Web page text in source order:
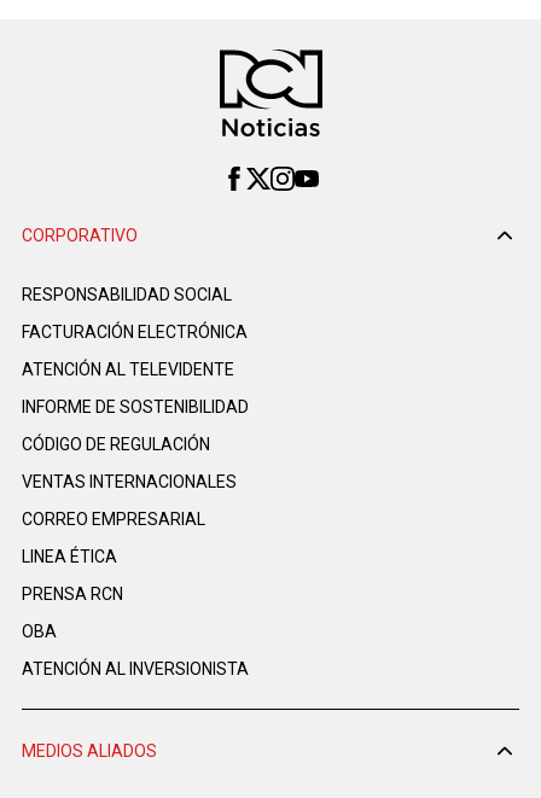
CORPORATIVO
RESPONSABILIDAD SOCIAL
FACTURACIÓN ELECTRÓNICA
ATENCIÓN AL TELEVIDENTE
INFORME DE SOSTENIBILIDAD
CÓDIGO DE REGULACIÓN
VENTAS INTERNACIONALES
CORREO EMPRESARIAL
LINEA ÉTICA
PRENSA RCN
OBA
ATENCIÓN AL INVERSIONISTA
MEDIOS ALIADOS